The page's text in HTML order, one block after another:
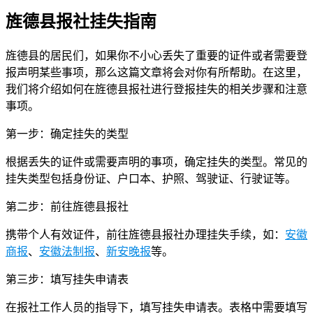
旌德县报社挂失指南
旌德县的居民们，如果你不小心丢失了重要的证件或者需要登
报声明某些事项，那么这篇文章将会对你有所帮助。在这里，
我们将介绍如何在旌德县报社进行登报挂失的相关步骤和注意
事项。
第一步：确定挂失的类型
根据丢失的证件或需要声明的事项，确定挂失的类型。常见的
挂失类型包括身份证、户口本、护照、驾驶证、行驶证等。
第二步：前往旌德县报社
携带个人有效证件，前往旌德县报社办理挂失手续，如： 安徽
商报、 安徽法制报、 新安晚报等。
第三步：填写挂失申请表
在报社工作人员的指导下，填写挂失申请表。表格中需要填写